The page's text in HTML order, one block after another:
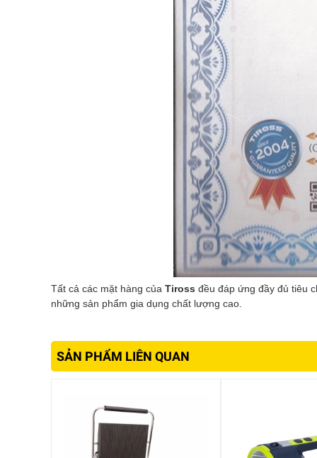
2. Bề mặt chống dính – Dễ vệ sinh
Máy sử dụng lớp phủ chống dính chất lượng cao,
Tất cả các mặt hàng của Tiross đều đáp ứng đầy đủ tiêu
những sản phẩm gia dụng chất lượng cao.
SẢN PHẨM LIÊN QUAN